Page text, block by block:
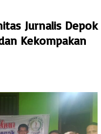
Jurnalis Depok
Kekompakan